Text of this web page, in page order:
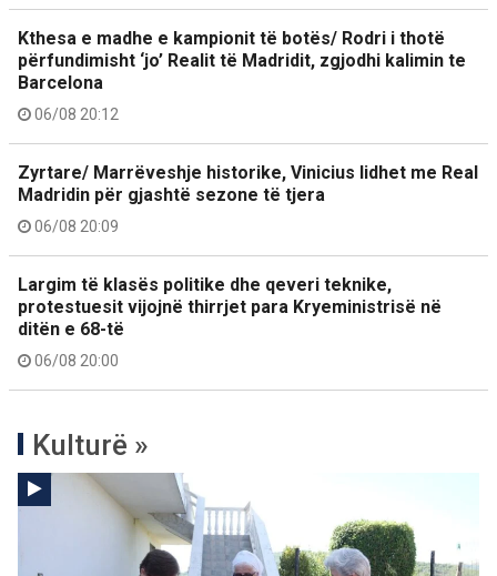
Kthesa e madhe e kampionit të botës/ Rodri i thotë
përfundimisht ‘jo’ Realit të Madridit, zgjodhi kalimin te
Barcelona
06/08 20:12
Zyrtare/ Marrëveshje historike, Vinicius lidhet me Real
Madridin për gjashtë sezone të tjera
06/08 20:09
Largim të klasës politike dhe qeveri teknike,
protestuesit vijojnë thirrjet para Kryeministrisë në
ditën e 68-të
06/08 20:00
Kulturë »